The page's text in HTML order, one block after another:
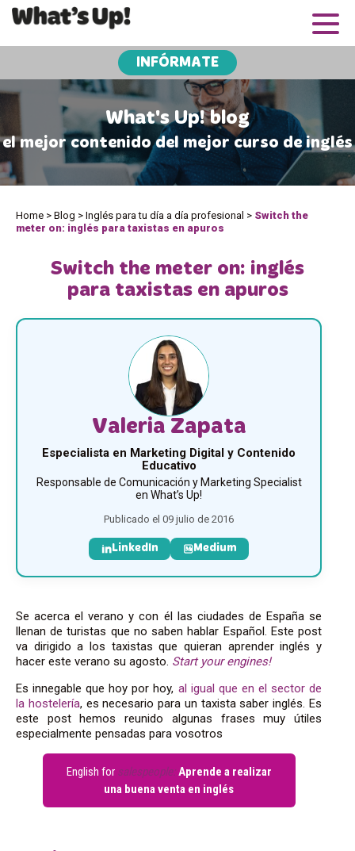
INFÓRMATE
What's Up! blog
el mejor contenido del mejor curso de inglés
Home > Blog > Inglés para tu día a día profesional > Switch the
meter on: inglés para taxistas en apuros
Switch the meter on: inglés
para taxistas en apuros
Valeria Zapata
Especialista en Marketing Digital y Contenido
Educativo
Responsable de Comunicación y Marketing Specialist
en What’s Up!
Publicado el 09 julio de 2016
LinkedIn Medium
Se acerca el verano y con él las ciudades de España se
llenan de turistas que no saben hablar Español. Este post
va dirigido a los taxistas que quieran aprender inglés y
hacer este verano su agosto. Start your engines!
Es innegable que hoy por hoy, al igual que en el sector de
la hostelería, es necesario para un taxista saber inglés. Es
este post hemos reunido algunas frases muy útiles
especialmente pensadas para vosotros
English for salespeople:Aprende a realizar
una buena venta en inglés